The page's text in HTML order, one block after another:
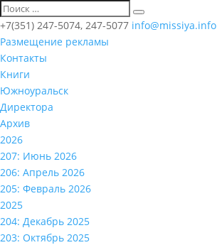
+7(351) 247-5074, 247-5077 info@missiya.info
Размещение рекламы
Контакты
Книги
Южноуральск
Директора
Архив
2026
207: Июнь 2026
206: Апрель 2026
205: Февраль 2026
2025
204: Декабрь 2025
203: Октябрь 2025